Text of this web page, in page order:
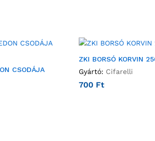
CSODÁJA
ZKI BORSÓ KORVIN
Gyártó: Cifarelli
700 Ft